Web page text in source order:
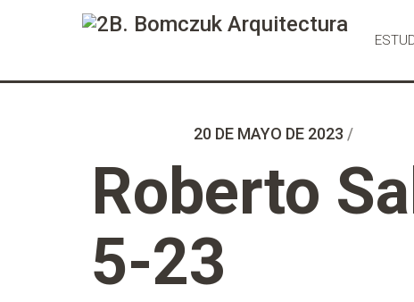
20 DE MAYO DE 2023 /
Roberto
5-23